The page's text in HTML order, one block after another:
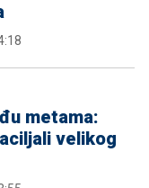
metama:
velikog